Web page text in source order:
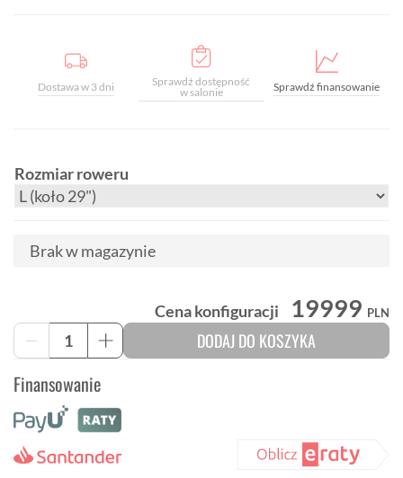
Dostawa w 3 dni
Sprawdź dostępność
w salonie
Sprawdź finansowanie
Rozmiar roweru
Brak w magazynie
Cena konfiguracji 19999 PLN
-
ilość
Trek
8
Gen
elektryczny
rower
+ DODAJ DO KOSZYKA
Finansowanie